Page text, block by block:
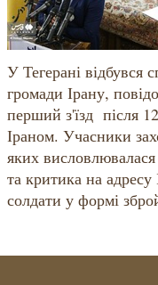
У Тегерані відбувся
громади Ірану,
перший з'їзд після
Іраном. Учасники
яких
та критика на адресу
солдати у формі